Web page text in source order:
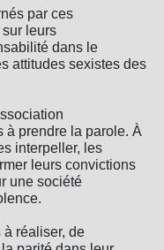
par ces
leurs
dans le
attitudes sexistes des
à prendre la parole. À
interpeller, les
leurs convictions
une société
à réaliser, de